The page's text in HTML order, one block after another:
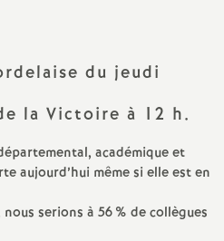
t
i
o
n
du jeudi
la Victoire à 12 h.
académique et
aujourd’hui même si elle est en
nous serions à 56% de collègues